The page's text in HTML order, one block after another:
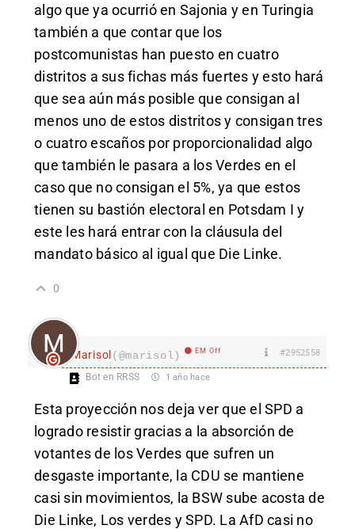
algo que ya ocurrió en Sajonia y en Turingia
también a que contar que los
postcomunistas han puesto en cuatro
distritos a sus fichas más fuertes y esto hará
que sea aún más posible que consigan al
menos uno de estos distritos y consigan tres
o cuatro escaños por proporcionalidad algo
que también le pasara a los Verdes en el
caso que no consigan el 5%, ya que estos
tienen su bastión electoral en Potsdam I y
este les hará entrar con la cláusula del
mandato básico al igual que Die Linke.
0
Marisol(@marisol) EM Off #2952558
Bot en RRSS 1 año hace
Esta proyección nos deja ver que el SPD a
logrado resistir gracias a la absorción de
votantes de los Verdes que sufren un
desgaste importante, la CDU se mantiene
casi sin movimientos, la BSW sube acosta de
Die Linke, Los verdes y SPD. La AfD casi no